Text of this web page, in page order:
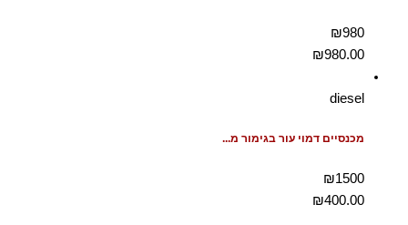
₪980
₪980.00
diesel
מכנסיים דמוי עור בגימור מ...
₪1500
₪400.00